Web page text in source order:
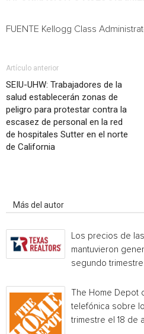
FUENTE Kellogg Class
Artículo anterior
SEIU-UHW: Trabajadores de la
salud establecerán zonas de
peligro para protestar contra la
escasez de personal en la red
de hospitales Sutter en el norte
de California
Más del autor
Los precios de
mantuvieron
segundo
The Home
telefónica sobre
trimestre el 18 de